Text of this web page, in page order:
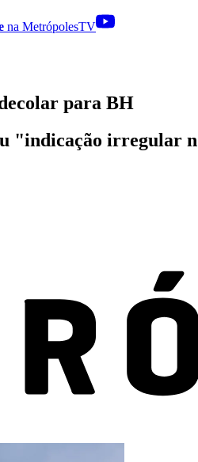
na MetrópolesTV
para BH
"indicação irregular